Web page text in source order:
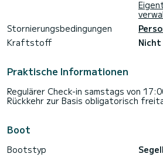
Stornierungsbedingungen
Kraftstoff
Praktische Informationen
Regulärer Check-in samstags von
Rückkehr zur Basis obligatorisch
Boot
Bootstyp